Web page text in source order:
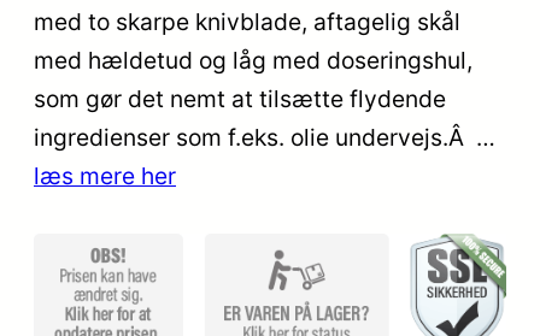
baseret
kundebe
dømmel
ser
med to skarpe knivblade, aftagelig skål
med hældetud og låg med doseringshul,
som gør det nemt at tilsætte flydende
ingredienser som f.eks. olie undervejs.Â …
læs mere her